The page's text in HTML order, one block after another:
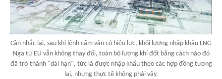
Cần nhắc lại, sau khi lệnh cấm vận có hiệu lực, khối lượng nhập khẩu LNG
Nga từ EU vẫn không thay đổi, toàn bộ lượng khí đốt bằng cách nào đó
đã trở thành "dài hạn", tức là được nhập khẩu theo các hợp đồng tương
lai, nhưng thực tế không phải vậy.